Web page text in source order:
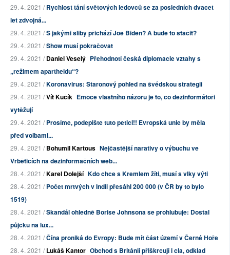
29. 4. 2021 /Rychlost tání světových ledovců se za posledních dvacet
let zdvojná...
29. 4. 2021 /S jakými sliby přichází Joe Biden? A bude to stačit?
29. 4. 2021 /Show musí pokračovat
29. 4. 2021 /Daniel Veselý Přehodnotí česká diplomacie vztahy s
„režimem apartheidu“?
29. 4. 2021 /Koronavirus: Staronový pohled na švédskou strategii
29. 4. 2021 /Vít Kučík Emoce vlastního názoru je to, co dezinformátoři
vytěžují
29. 4. 2021 /Prosíme, podepište tuto petici!! Evropská unie by měla
před volbami...
29. 4. 2021 /Bohumil Kartous Nejčastější narativy o výbuchu ve
Vrběticích na dezinformačních web...
28. 4. 2021 /Karel Dolejší Kdo chce s Kremlem žíti, musí s vlky výti
28. 4. 2021 /Počet mrtvých v Indii přesáhl 200 000 (v ČR by to bylo
1519)
28. 4. 2021 /Skandál ohledně Borise Johnsona se prohlubuje: Dostal
půjčku na lux...
28. 4. 2021 /Čína proniká do Evropy: Bude mít část území v Černé Hoře
28. 4. 2021 /Lukáš Kantor Obchod s Británií přiškrcují i cla, odklad